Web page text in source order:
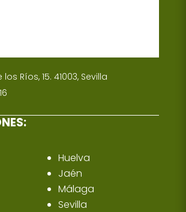
Ríos, 15. 41003, Sevilla
Huelva
Jaén
Málaga
Sevilla